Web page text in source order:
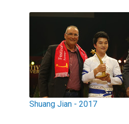
Shuang Jian - 2017